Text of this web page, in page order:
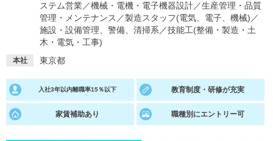
就活ノウハウ・サポート
就活支援
就活ノウハウが満載！
適職診断
あなたに合う仕事を診断！
就活チャンネル
動画で対策講座をチェック
ステム営業／機械・電機・電子機器設計／生産管理・品質
管理・メンテナンス ／製造スタッフ(電気、電子、機械) ／
施設・設備管理、警備、清掃系 ／技能工(整備・製造・土
木・電気・工事)
本社 東京都
入社3年以内離職率15％以下 教育制度・研修が充実
家賃補助あり 職種別にエントリー可